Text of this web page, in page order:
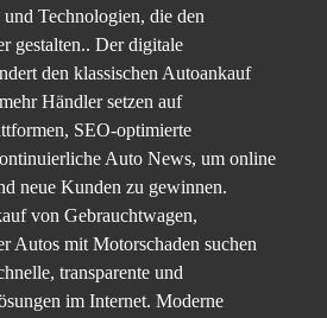
Technologien, die den
gestalten.. Der digitale
den klassischen Autoankauf
Händler setzen auf
SEO-optimierte
Auto News, um online
neue Kunden zu gewinnen.
von Gebrauchtwagen,
Autos mit Motorschaden suchen
transparente und
im Internet. Moderne